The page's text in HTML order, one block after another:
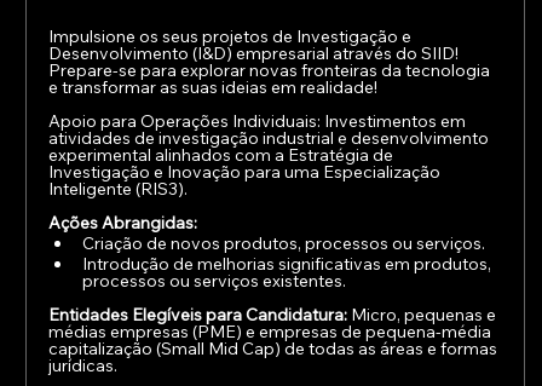
Impulsione os seus projetos de Investigação e
Desenvolvimento (I&D) empresarial através do SIID!
Prepare-se para explorar novas fronteiras da tecnologia
e transformar as suas ideias em realidade!
Apoio para Operações Individuais: Investimentos em
atividades de investigação industrial e desenvolvimento
experimental alinhados com a Estratégia de
Investigação e Inovação para uma Especialização
Inteligente (RIS3).
Ações Abrangidas:
Criação de novos produtos, processos ou serviços.
Introdução de melhorias significativas em produtos,
processos ou serviços existentes.
Entidades Elegíveis para Candidatura: Micro, pequenas e
médias empresas (PME) e empresas de pequena-média
capitalização (Small Mid Cap) de todas as áreas e formas
jurídicas.